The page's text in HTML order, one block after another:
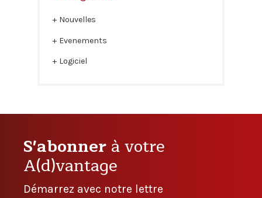
Nouvelles
Evenements
Logiciel
S'abonnerà votre
A(d)vantage
Démarrez avec notre lettre